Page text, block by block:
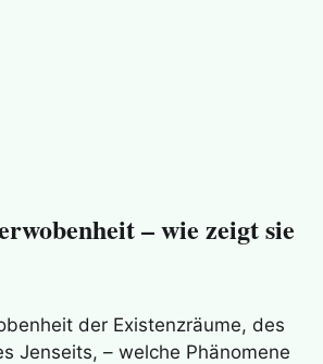
– wie zeigt sie
der Existenzräume, des
Jenseits, – welche Phänomene